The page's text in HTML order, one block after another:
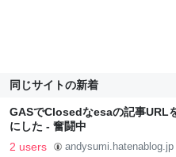
同じサイトの新着
GASでClosedなesaの記事URL
にした - 奮闘中
2 users andysumi.hatenablog.jp